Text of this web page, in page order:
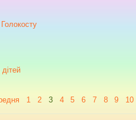
1 2 3 4 5 6 7 8 9 10